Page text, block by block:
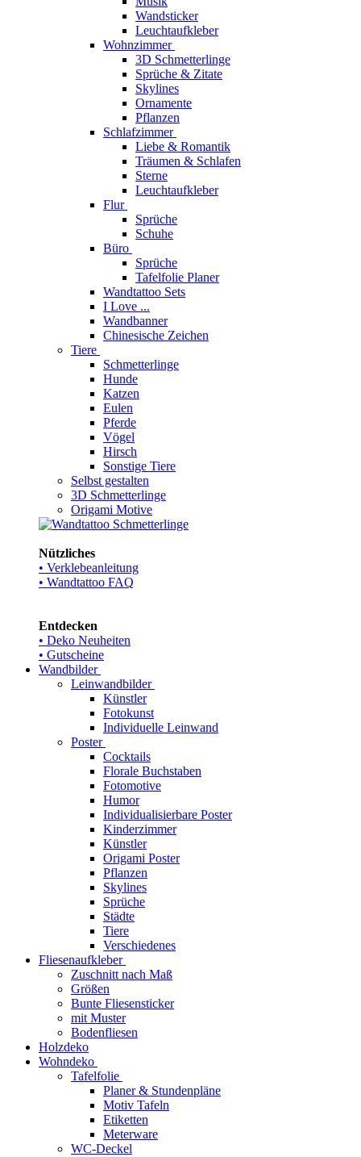
Wandsticker
Leuchtaufkleber
Wohnzimmer
3D Schmetterlinge
Sprüche & Zitate
Skylines
Ornamente
Pflanzen
Schlafzimmer
Liebe & Romantik
Träumen & Schlafen
Sterne
Leuchtaufkleber
Flur
Sprüche
Schuhe
Büro
Sprüche
Tafelfolie Planer
Wandtattoo Sets
I Love ...
Wandbanner
Chinesische Zeichen
Tiere
Schmetterlinge
Hunde
Katzen
Eulen
Pferde
Vögel
Hirsch
Sonstige Tiere
Selbst gestalten
3D Schmetterlinge
Origami Motive
Nützliches
• Verklebeanleitung
• Wandtattoo FAQ
Entdecken
• Deko Neuheiten
• Gutscheine
Wandbilder
Leinwandbilder
Künstler
Fotokunst
Individuelle Leinwand
Poster
Cocktails
Florale Buchstaben
Fotomotive
Humor
Individualisierbare Poster
Kinderzimmer
Künstler
Origami Poster
Pflanzen
Skylines
Sprüche
Städte
Tiere
Verschiedenes
Fliesenaufkleber
Zuschnitt nach Maß
Größen
Bunte Fliesensticker
mit Muster
Bodenfliesen
Holzdeko
Wohndeko
Tafelfolie
Planer & Stundenpläne
Motiv Tafeln
Etiketten
Meterware
WC-Deckel